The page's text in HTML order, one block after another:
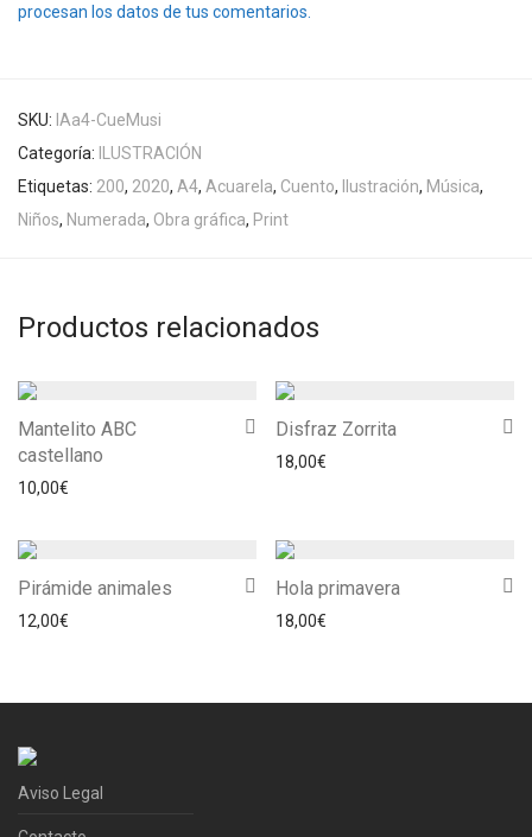
procesan los datos de tus comentarios.
SKU: IAa4-CueMusi
Categoría:
ILUSTRACIÓN
Etiquetas: 200, 2020, A4, Acuarela, Cuento, Ilustración, Música,
Niños, Numerada, Obra gráfica, Print
Productos relacionados
Mantelito ABC
castellano
10,00€
Disfraz Zorrita
18,00€
Pirámide animales
12,00€
Hola primavera
18,00€
Aviso Legal